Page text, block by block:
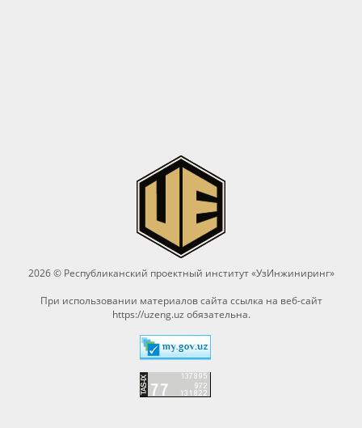
2026 © Республиканский проектный институт «УзИнжиниринг»
При использовании материалов сайта ссылка на веб-сайт
https://uzeng.uz обязательна.